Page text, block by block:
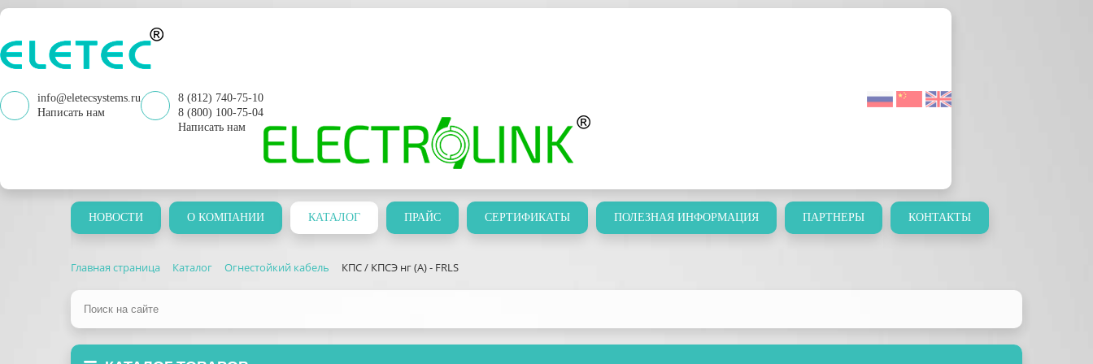
info@eletecsystems.ru
Написать нам
8 (812) 740-75-10
8 (800) 100-75-04
Написать нам
НОВОСТИ О КОМПАНИИ КАТАЛОГ ПРАЙС СЕРТИФИКАТЫ ПОЛЕЗНАЯ ИНФОРМАЦИЯ ПАРТНЕРЫ КОНТАКТЫ
Главная страница Каталог Огнестойкий кабель КПС / КПСЭ нг (А) - FRLS